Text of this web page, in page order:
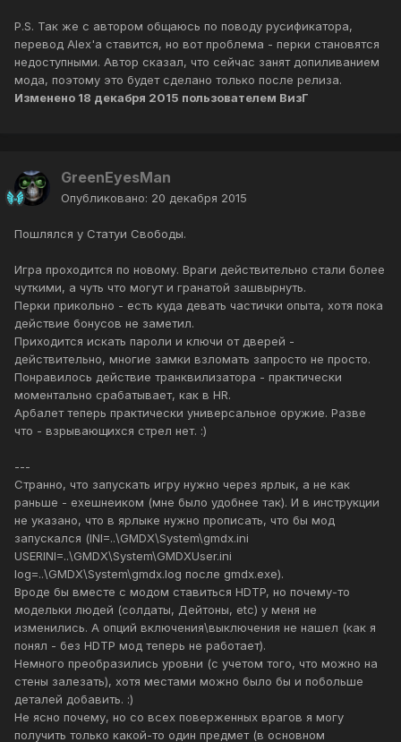
P.S. Так же с автором общаюсь по поводу русификатора,
перевод Alex'а ставится, но вот проблема - перки становятся
недоступными. Автор сказал, что сейчас занят допиливанием
мода, поэтому это будет сделано только после релиза.
Изменено 18 декабря 2015 пользователем ВизГ
GreenEyesMan
Опубликовано: 20 декабря 2015
Пошлялся у Статуи Свободы.
Игра проходится по новому. Враги действительно стали более
чуткими, а чуть что могут и гранатой зашвырнуть.
Перки прикольно - есть куда девать частички опыта, хотя пока
действие бонусов не заметил.
Приходится искать пароли и ключи от дверей -
действительно, многие замки взломать запросто не просто.
Понравилось действие транквилизатора - практически
моментально срабатывает, как в HR.
Арбалет теперь практически универсальное оружие. Разве
что - взрывающихся стрел нет. :)
---
Странно, что запускать игру нужно через ярлык, а не как
раньше - ехешнеиком (мне было удобнее так). И в инструкции
не указано, что в ярлыке нужно прописать, что бы мод
запускался (INI=..\GMDX\System\gmdx.ini
USERINI=..\GMDX\System\GMDXUser.ini
log=..\GMDX\System\gmdx.log после gmdx.exe).
Вроде бы вместе с модом ставиться HDTP, но почему-то
модельки людей (солдаты, Дейтоны, etc) у меня не
изменились. А опций включения\выключения не нашел (как я
понял - без HDTP мод теперь не работает).
Немного преобразились уровни (с учетом того, что можно на
стены залезать), хотя местами можно было бы и побольше
деталей добавить. :)
Не ясно почему, но со всех поверженных врагов я могу
получить только какой-то один предмет (в основном